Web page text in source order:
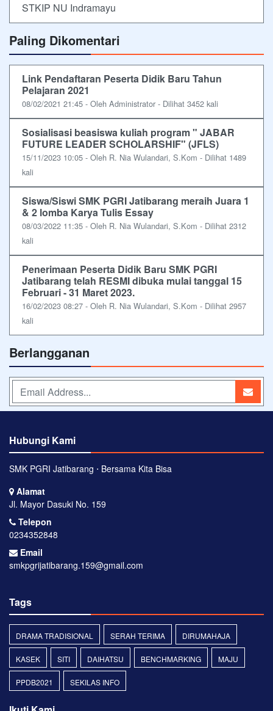
STKIP NU Indramayu
Paling Dikomentari
Link Pendaftaran Peserta Didik Baru Tahun
Pelajaran 2021
08/02/2021 21:45 - Oleh Administrator - Dilihat 3452 kali
Sosialisasi beasiswa kuliah program " JABAR
FUTURE LEADER SCHOLARSHIF" (JFLS)
15/11/2023 10:05 - Oleh R. Nia Wulandari, S.Kom - Dilihat 1489
kali
Siswa/Siswi SMK PGRI Jatibarang meraih Juara 1
& 2 lomba Karya Tulis Essay
08/03/2022 11:35 - Oleh R. Nia Wulandari, S.Kom - Dilihat 2312
kali
Penerimaan Peserta Didik Baru SMK PGRI
Jatibarang telah RESMI dibuka mulai tanggal 15
Februari - 31 Maret 2023.
16/02/2023 08:27 - Oleh R. Nia Wulandari, S.Kom - Dilihat 2957
kali
Berlangganan
Hubungi Kami
SMK PGRI Jatibarang ⋅ Bersama Kita Bisa
Alamat
Jl. Mayor Dasuki No. 159
Telepon
0234352848
Email
smkpgrijatibarang.159@gmail.com
Tags
DRAMA TRADISIONAL SERAH TERIMA DIRUMAHAJA
KASEK SITI DAIHATSU BENCHMARKING MAJU
PPDB2021 SEKILAS INFO